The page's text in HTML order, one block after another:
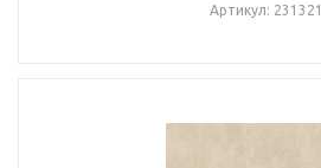
Артикул: 231321